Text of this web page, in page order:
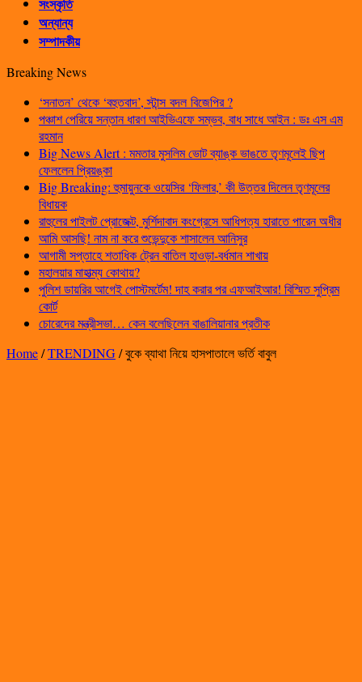
অন্যান্য
সম্পাদকীয়
Breaking News
‘সনাতন’ থেকে ‘বহুতবাদ’, স্টান্স বদল বিজেপির ?
পঞ্চাশ পেরিয়ে সন্তান ধারণ আইভিএফে সম্ভব, বাধ সাধে আইন : ডঃ এস এম
রহমান
Big News Alert : মমতার মুসলিম ভোট ব্যাঙ্ক ভাঙতে তৃণমূলেই ছিপ
ফেললেন প্রিয়ঙ্কা
Big Breaking: হুমায়ুনকে ওয়েসির ‘ফিলার,’ কী উত্তর দিলেন তৃণমূলের
বিধায়ক
রাহুলের পাইলট প্রোজেক্ট, মুর্শিদাবাদ কংগ্রেসে আধিপত্য হারাতে পারেন অধীর
আমি আসছি! নাম না করে শুভেন্দুকে শাসালেন আনিসুর
আগামী সপ্তাহে শতাধিক ট্রেন বাতিল হাওড়া-বর্ধমান শাখায়
মহালয়ার মাহাত্ম্য কোথায়?
পুলিশ ডায়রির আগেই পোস্টমর্টেম! দাহ করার পর এফআইআর! বিস্মিত সুপ্রিম
কোর্ট
চোরেদের মন্ত্রীসভা… কেন বলেছিলেন বাঙালিয়ানার প্রতীক
Home/TRENDING/বুকে ব্যাথা নিয়ে হাসপাতালে ভর্তি বাবুল